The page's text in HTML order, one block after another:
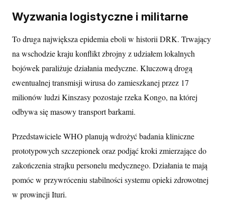
Wyzwania logistyczne i militarne
To druga największa epidemia eboli w historii DRK. Trwający
na wschodzie kraju konflikt zbrojny z udziałem lokalnych
bojówek paraliżuje działania medyczne. Kluczową drogą
ewentualnej transmisji wirusa do zamieszkanej przez 17
milionów ludzi Kinszasy pozostaje rzeka Kongo, na której
odbywa się masowy transport barkami.
Przedstawiciele WHO planują wdrożyć badania kliniczne
prototypowych szczepionek oraz podjąć kroki zmierzające do
zakończenia strajku personelu medycznego. Działania te mają
pomóc w przywróceniu stabilności systemu opieki zdrowotnej
w prowincji Ituri.